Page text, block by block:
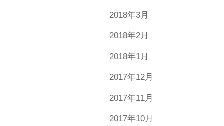
2018年3月
2018年2月
2018年1月
2017年12月
2017年11月
2017年10月